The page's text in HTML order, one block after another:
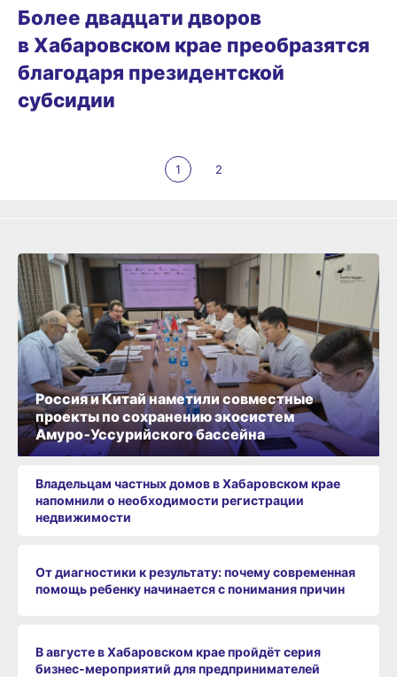
Более двадцати дворов
в Хабаровском крае преобразятся
благодаря президентской
субсидии
1 2
Россия и Китай наметили совместные
проекты по сохранению экосистем
Амуро‑Уссурийского бассейна
Владельцам частных домов в Хабаровском крае
напомнили о необходимости регистрации
недвижимости
От диагностики к результату: почему современная
помощь ребенку начинается с понимания причин
В августе в Хабаровском крае пройдёт серия
бизнес‑мероприятий для предпринимателей